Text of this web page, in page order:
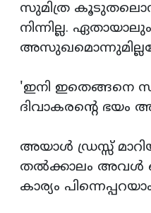
സുമിത്ര
നിന്നില്ല.
'ഇനി ഇതെങ്ങനെ
ദിവാകരന്‍റെ ഭയം
അയാള്‍ ഡ്രസ്സ്‌
തല്‍ക്കാലം അവള്‍
കാര്യം